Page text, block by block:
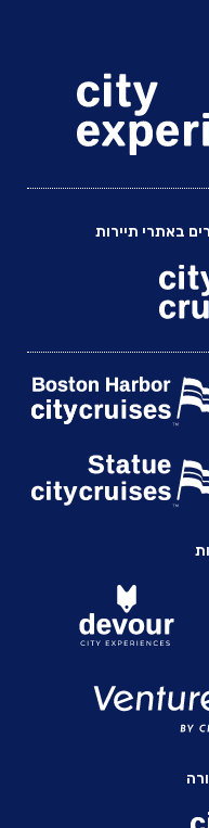
באתרי תיירות